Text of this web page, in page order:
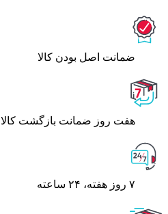
ﺿﻤﺎﻧﺖ اﺻﻞ ﺑﻮدن ﮐﺎﻟﺎ
هفت روز ضمانت بازگشت کالا
۷ روز ﻫﻔﺘﻪ، ۲۴ ﺳﺎﻋﺘﻪ